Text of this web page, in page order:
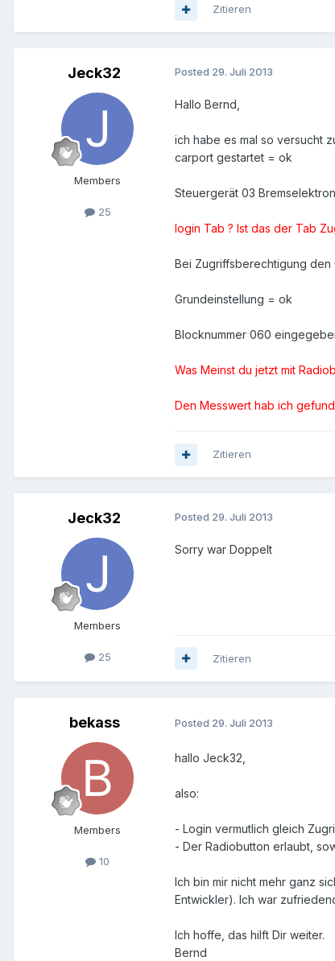
Zitieren
Jeck32
Members
25
Posted 29. Juli 2013
Hallo Bernd,
ich habe es mal so versucht
carport gestartet = ok
Steuergerät 03
login Tab ? Ist das der Tab
Bei Zugriffsberechtigung
Grundeinstellung = ok
Blocknummer 060
Was Meinst du jetzt mit
Den Messwert hab ich
Zitieren
Jeck32
Members
25
Posted 29. Juli 2013
Sorry war Doppelt
Zitieren
bekass
Members
10
Posted 29. Juli 2013
hallo Jeck32,
also:
- Login vermutlich gleich
- Der Radiobutton erlaubt,
Ich bin mir nicht mehr ganz
Entwickler). Ich war
Ich hoffe, das hilft Dir weiter.
Bernd